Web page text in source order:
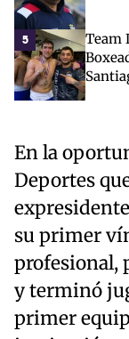
5
Team
En la
Deportes
su primer
profesional,
y terminó
primer